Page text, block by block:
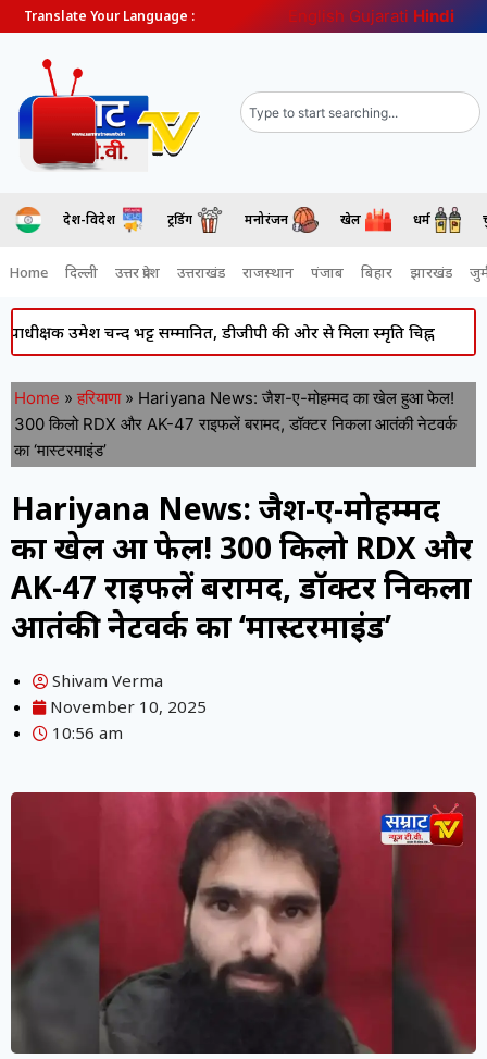
Translate Your Language : English Gujarati Hindi
देश-विदेश ट्रेंडिंग मनोरंजन खेल धर्म
Home दिल्ली उत्तर प्रदेश उत्तराखंड राजस्थान पंजाब बिहार झारखंड
चन्द भट्ट सम्मानित, डीजीपी की ओर से मिला स्मृति चिह्न Atiq
Home » हरियाणा » Hariyana News: जैश-ए-मोहम्मद का खेल हुआ फेल!
300 किलो RDX और AK-47 राइफलें बरामद, डॉक्टर निकला आतंकी नेटवर्क
का ‘मास्टरमाइंड’
Hariyana News: जैश-ए-मोहम्मद
का खेल हुआ फेल! 300 किलो RDX और
AK-47 राइफलें बरामद, डॉक्टर निकला
आतंकी नेटवर्क का ‘मास्टरमाइंड’
Shivam Verma
November 10, 2025
10:56 am